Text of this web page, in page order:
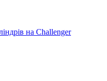
на Challenger